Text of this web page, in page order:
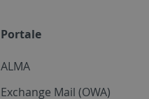
Portale
ALMA
Exchange Mail (OWA)